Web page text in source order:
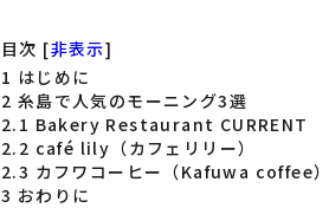
目次 [非表示]
1 はじめに
2 糸島で人気のモーニング3選
2.1 Bakery Restaurant CURRENT
2.2 café lily（カフェリリー）
2.3 カフワコーヒー（Kafuwa coffee）
3 おわりに